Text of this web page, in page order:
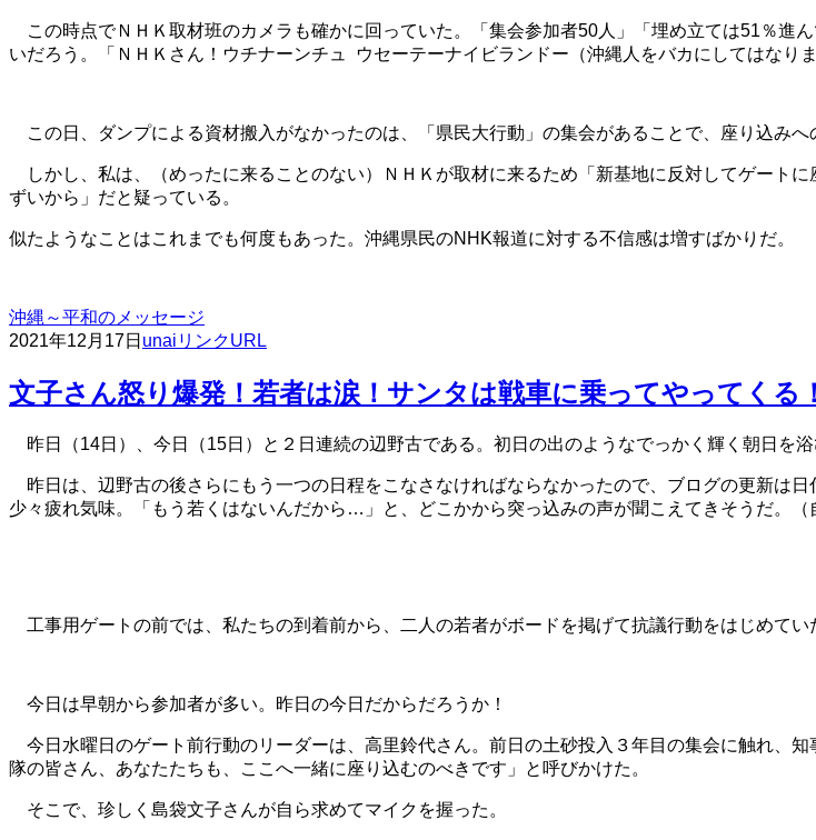
この時点でＮＨＫ取材班のカメラも確かに回っていた。「集会参加者50人」「埋め立ては51％
いだろう。「ＮＨＫさん！ウチナーンチュ ウセーテーナイビランドー（沖縄人をバカにしてはなりま
この日、ダンプによる資材搬入がなかったのは、「県民大行動」の集会があることで、座り込み
しかし、私は、（めったに来ることのない）ＮＨＫが取材に来るため「新基地に反対してゲート
ずいから」だと疑っている。
似たようなことはこれまでも何度もあった。沖縄県民のNHK報道に対する不信感は増すばかりだ。
沖縄～平和のメッセージ
2021年12月17日 unai リンクURL
文子さん怒り爆発！若者は涙！サンタは戦車に乗ってやってく
昨日（14日）、今日（15日）と２日連続の辺野古である。初日の出のようなでっかく輝く朝日を
昨日は、辺野古の後さらにもう一つの日程をこなさなければならなかったので、ブログの更新は
少々疲れ気味。「もう若くはないんだから…」と、どこかから突っ込みの声が聞こえてきそうだ。
工事用ゲートの前では、私たちの到着前から、二人の若者がボードを掲げて抗議行動をはじめてい
今日は早朝から参加者が多い。昨日の今日だからだろうか！
今日水曜日のゲート前行動のリーダーは、高里鈴代さん。前日の土砂投入３年目の集会に触れ、
隊の皆さん、あなたたちも、ここへ一緒に座り込むのべきです」と呼びかけた。
そこで、珍しく島袋文子さんが自ら求めてマイクを握った。